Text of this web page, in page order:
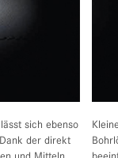
sich ebenso
der direkt